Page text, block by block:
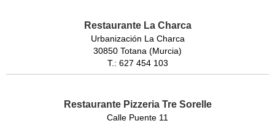
Restaurante La Charca
Urbanización La Charca
30850 Totana (Murcia)
T.: 627 454 103
Restaurante Pizzeria Tre Sorelle
Calle Puente 11